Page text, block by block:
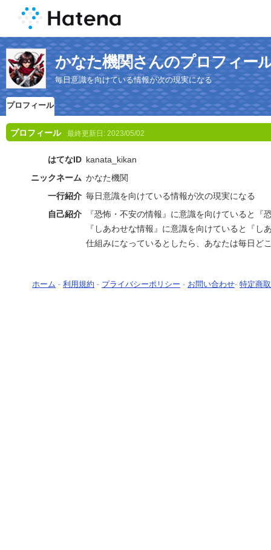
かなた機関さんのプロフィー
毎日意識を向けている情報が次の現実になる
プロフィール
プロフィール 最終更新日: 2023/05/02
はてなID kanata_kikan
ニックネーム かなた機関
一行紹介 毎日意識を向けている情報が次の現実になる
自己紹介
『恐怖・不安の情報』に意識を向けていると『
『しあわせな情報』に意識を向けていると『し
仕組みになっているとしたら、あなたは毎日ど
ホーム - 利用規約 - プライバシーポリシー - お問い合わせ- 特定商